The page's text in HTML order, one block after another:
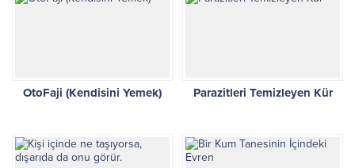
OtoFaji (Kendisini Yemek) Parazitleri Temizleyen Kür